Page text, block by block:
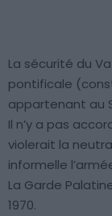
La sécurité du
pontificale
appartenant au
Il n’y a pas
violerait la
informelle
La Garde
1970.